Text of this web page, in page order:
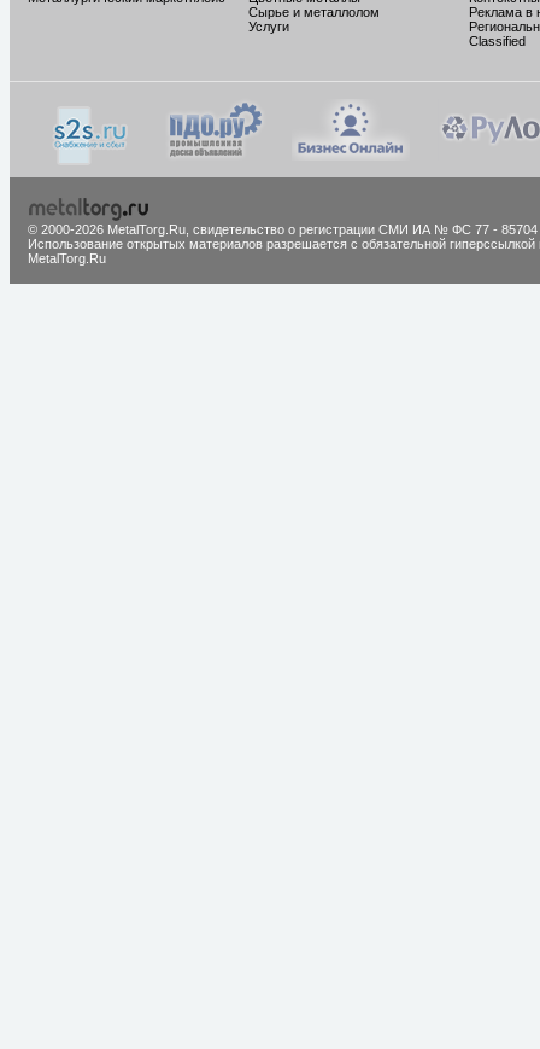
Сырье и металлолом
Услуги
Реклама в
Classified
© 2000-2026 MetalTorg.Ru, cвидетельство о регистрации СМИ ИА № ФС 77 - 85704
Использование открытых материалов разрешается с обязательной гиперссылкой
MetalTorg.Ru